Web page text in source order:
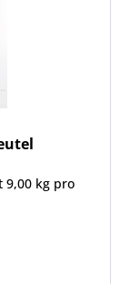
9,00 kg pro